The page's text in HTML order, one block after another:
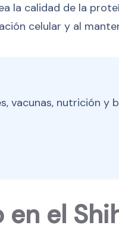
la calidad de la
celular y al
vacunas, nutrición y
el